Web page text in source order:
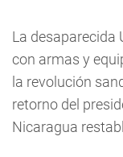
La desaparecida
con armas y
la revolución
retorno del
Nicaragua